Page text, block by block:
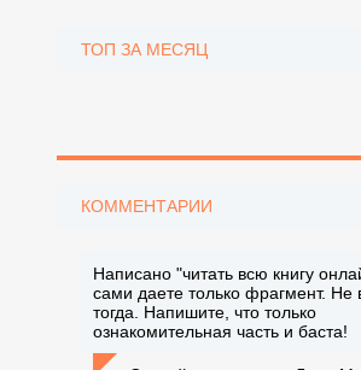
ТОП ЗА МЕСЯЦ
КОММЕНТАРИИ
Написано "читать всю книгу
сами даете только фрагмент. Не
тогда. Напишите, что только
ознакомительная часть и баста!